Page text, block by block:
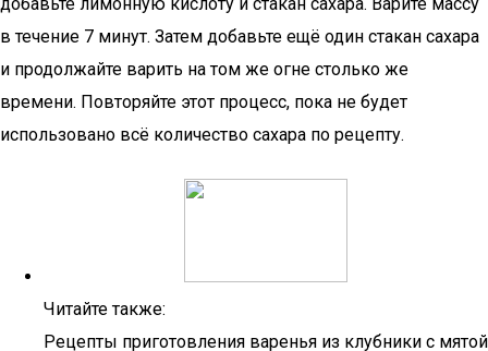
в течение 7 минут. Затем добавьте ещё один стакан сахара
и продолжайте варить на том же огне столько же
времени. Повторяйте этот процесс, пока не будет
использовано всё количество сахара по рецепту.
Читайте также:
Рецепты приготовления варенья из клубники с мятой